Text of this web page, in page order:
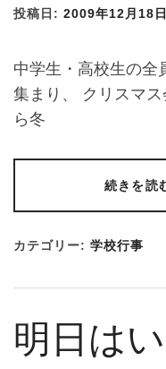
投稿日: 2009年12月18日
中学生・高校生の全
集まり、 クリスマ
ら冬
続きを読
カテゴリー: 学校行事
明日は